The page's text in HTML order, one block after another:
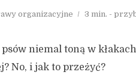
organizacyjne 3 min. -
niemal toną w
No, i jak to przeżyć?